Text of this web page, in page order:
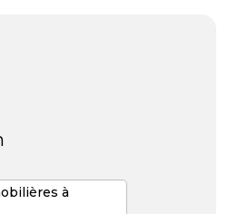
à
de vie.
le marché local et
écoute, transparence et
étape de votre projet.